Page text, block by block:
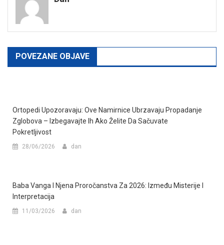
POVEZANE OBJAVE
Ortopedi Upozoravaju: Ove Namirnice Ubrzavaju Propadanje
Zglobova – Izbegavajte Ih Ako Želite Da Sačuvate
Pokretljivost
28/06/2026 dan
Baba Vanga I Njena Proročanstva Za 2026: Između Misterije I
Interpretacija
11/03/2026 dan